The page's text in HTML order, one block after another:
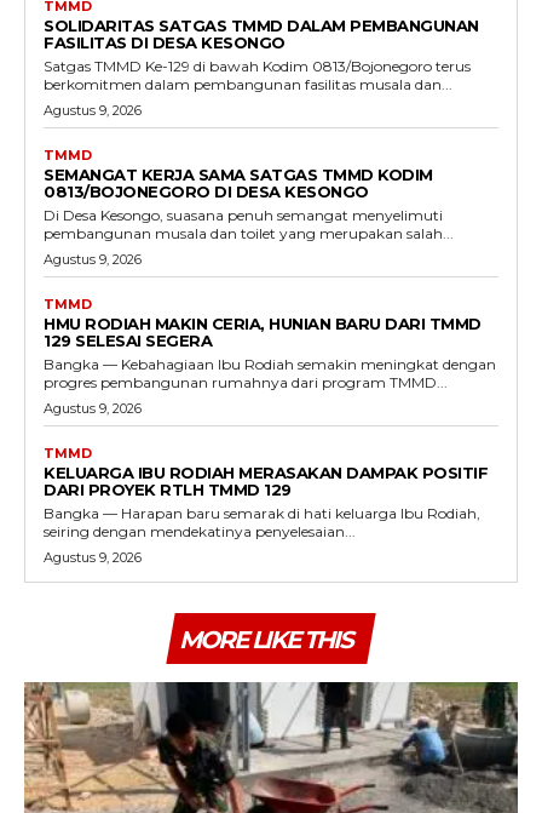
TMMD
SOLIDARITAS SATGAS TMMD DALAM PEMBANGUNAN
FASILITAS DI DESA KESONGO
Satgas TMMD Ke-129 di bawah Kodim 0813/Bojonegoro terus
berkomitmen dalam pembangunan fasilitas musala dan...
Agustus 9, 2026
TMMD
SEMANGAT KERJA SAMA SATGAS TMMD KODIM
0813/BOJONEGORO DI DESA KESONGO
Di Desa Kesongo, suasana penuh semangat menyelimuti
pembangunan musala dan toilet yang merupakan salah...
Agustus 9, 2026
TMMD
HMU RODIAH MAKIN CERIA, HUNIAN BARU DARI TMMD
129 SELESAI SEGERA
Bangka — Kebahagiaan Ibu Rodiah semakin meningkat dengan
progres pembangunan rumahnya dari program TMMD...
Agustus 9, 2026
TMMD
KELUARGA IBU RODIAH MERASAKAN DAMPAK POSITIF
DARI PROYEK RTLH TMMD 129
Bangka — Harapan baru semarak di hati keluarga Ibu Rodiah,
seiring dengan mendekatinya penyelesaian...
Agustus 9, 2026
MORE LIKE THIS